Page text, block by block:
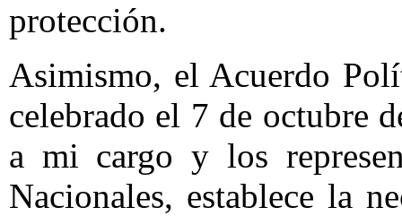
protección.
Asimismo, el Acuerdo
celebrado el 7 de octubre
a mi cargo y los
Nacionales, establece la